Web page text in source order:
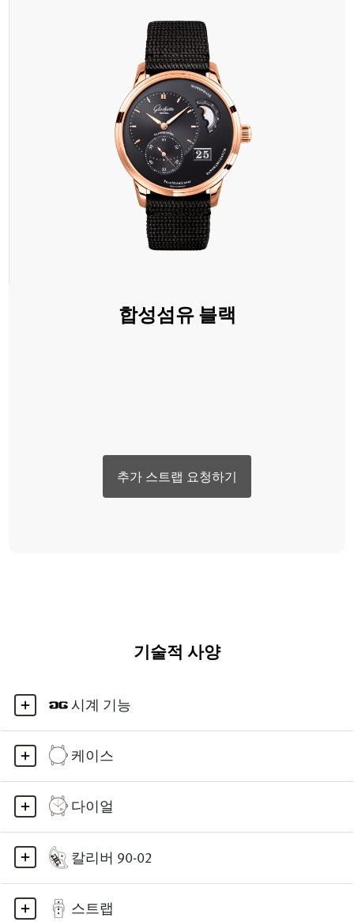
합성섬유 블랙
추가 스트랩 요청하기
기술적 사양
시계 기능
케이스
다이얼
칼리버 90-02
스트랩